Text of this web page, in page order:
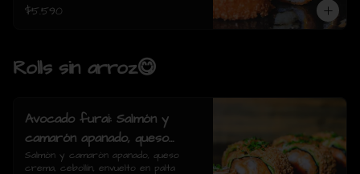
$5.590
Rolls sin arroz😋
Avocado furai: Salmón y
camarón apanado, queso
crema, cebollín, envuelto en
Salmón y camarón apanado, queso
crema, cebollín, envuelto en palta